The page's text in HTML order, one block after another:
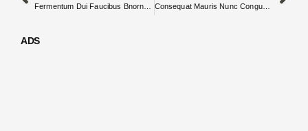
Consequat Mauris Nunc Congue Nisivitae Tellus Consectetur
ADS